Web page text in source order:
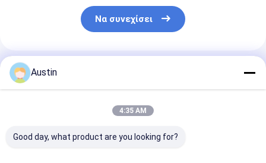
Να συνεχίσει
Συνιστώμενα Προϊόντα
Austin
4:35 AM
Good day, what product are you looking for?